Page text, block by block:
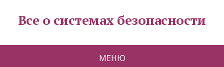
Все о системах безопасности
МЕНЮ